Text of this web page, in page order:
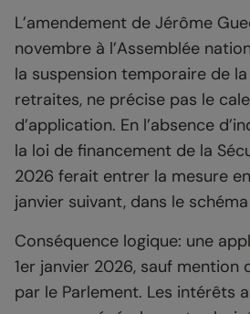
L’amendement de Jérôme
novembre à l’Assemblée
la suspension temporaire de
retraites, ne précise pas le
d’application. En l’absence
la loi de financement de la
2026 ferait entrer la mesure
janvier suivant, dans le
Conséquence logique: une
1er janvier 2026, sauf mention
par le Parlement. Les intérêts